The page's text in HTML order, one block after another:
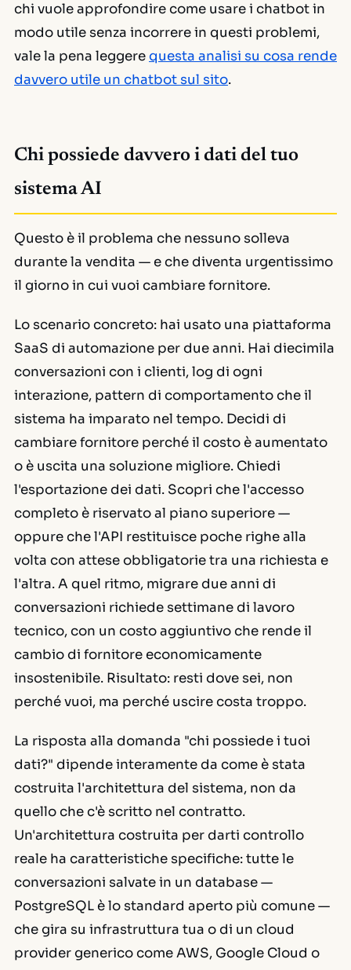
chi vuole approfondire come usare i chatbot in
modo utile senza incorrere in questi problemi,
vale la pena leggerequesta analisi su cosa rende
davvero utile un chatbot sul sito.
Chi possiede davvero i dati del tuo
sistema AI
Questo è il problema che nessuno solleva
durante la vendita — e che diventa urgentissimo
il giorno in cui vuoi cambiare fornitore.
Lo scenario concreto: hai usato una piattaforma
SaaS di automazione per due anni. Hai diecimila
conversazioni con i clienti, log di ogni
interazione, pattern di comportamento che il
sistema ha imparato nel tempo. Decidi di
cambiare fornitore perché il costo è aumentato
o è uscita una soluzione migliore. Chiedi
l'esportazione dei dati. Scopri che l'accesso
completo è riservato al piano superiore —
oppure che l'API restituisce poche righe alla
volta con attese obbligatorie tra una richiesta e
l'altra. A quel ritmo, migrare due anni di
conversazioni richiede settimane di lavoro
tecnico, con un costo aggiuntivo che rende il
cambio di fornitore economicamente
insostenibile. Risultato: resti dove sei, non
perché vuoi, ma perché uscire costa troppo.
La risposta alla domanda "chi possiede i tuoi
dati?" dipende interamente da come è stata
costruita l'architettura del sistema, non da
quello che c'è scritto nel contratto.
Un'architettura costruita per darti controllo
reale ha caratteristiche specifiche: tutte le
conversazioni salvate in un database —
PostgreSQL è lo standard aperto più comune —
che gira su infrastruttura tua o di un cloud
provider generico come AWS, Google Cloud o